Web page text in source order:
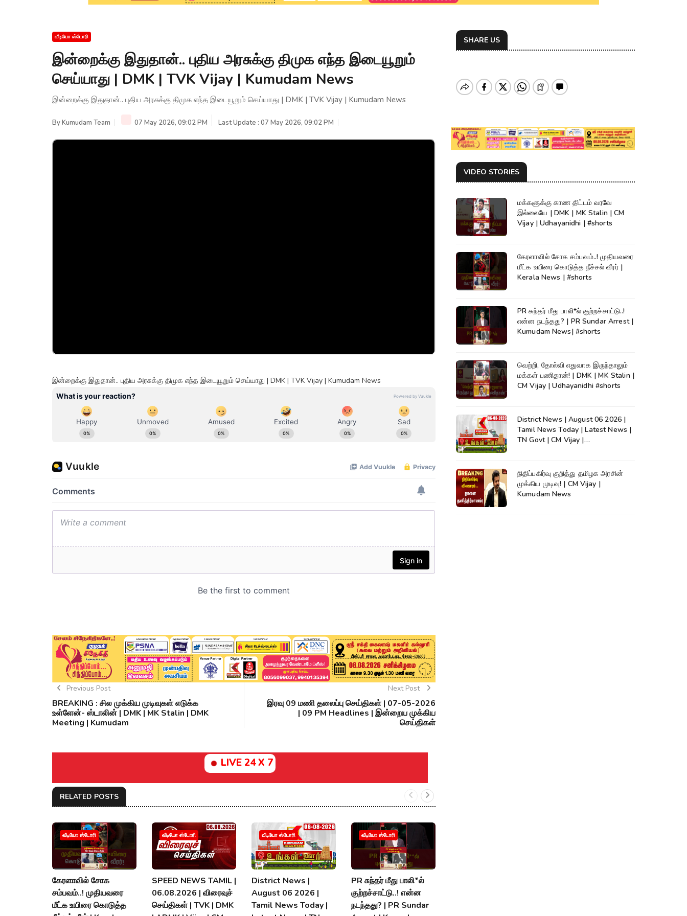
வீடியோ ஸ்டோரி
இன்றைக்கு இதுதான்.. புதிய அரசுக்கு திமுக எந்த இடையூறும்
செய்யாது | DMK | TVK Vijay | Kumudam News
இன்றைக்கு இதுதான்.. புதிய அரசுக்கு திமுக எந்த இடையூறும் செய்யாது | DMK | TVK Vijay | Kumudam News
ByKumudam Team 07 May 2026, 09:02 PM Last Update : 07 May 2026, 09:02 PM
இன்றைக்கு இதுதான்.. புதிய அரசுக்கு திமுக எந்த இடையூறும் செய்யாது | DMK | TVK Vijay | Kumudam News
Previous Post
BREAKING : சில முக்கிய முடிவுகள் எடுக்க
உள்ளேன்- ஸ்டாலின் | DMK | MK Stalin | DMK
Meeting | Kumudam
Next Post
இரவு 09 மணி தலைப்பு செய்திகள் | 07-05-2026
| 09 PM Headlines | இன்றைய முக்கிய
செய்திகள்
LIVE 24 X 7
RELATED POSTS
வீடியோ ஸ்டோரி
கேரளாவில் சோக
சம்பவம்..! முதியவரை
மீட்க உயிரை கொடுத்த
வீடியோ ஸ்டோரி
SPEED NEWS TAMIL |
06.08.2026 | விரைவுச்
செய்திகள் | TVK | DMK
வீடியோ ஸ்டோரி
District News |
August 06 2026 |
Tamil News Today |
வீடியோ ஸ்டோரி
PR சுந்தர் மீது பாலி*ல்
குற்றச்சாட்டு..! என்ன
நடந்தது? | PR Sundar
SHARE US
VIDEO STORIES
மக்களுக்கு காண திட்டம் வரவே
இல்லையே | DMK | MK Stalin | CM
Vijay | Udhayanidhi | #shorts
கேரளாவில் சோக சம்பவம்..! முதியவரை
மீட்க உயிரை கொடுத்த நீச்சல் வீரர் |
Kerala News | #shorts
PR சுந்தர் மீது பாலி*ல் குற்றச்சாட்டு..!
என்ன நடந்தது? | PR Sundar Arrest |
Kumudam News| #shorts
வெற்றி, தோல்வி எதுவாக இருந்தாலும்
மக்கள் பணிதான்! | DMK | MK Stalin |
CM Vijay | Udhayanidhi #shorts
District News | August 06 2026 |
Tamil News Today | Latest News |
TN Govt | CM Vijay |
நிதிப்பகிர்வு குறித்து தமிழக அரசின்
முக்கிய முடிவு! | CM Vijay |
Kumudam News